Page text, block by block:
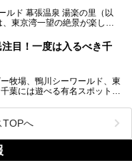
PRレポート記事です。
ルド 幕張温泉 湯楽の里（以
東京湾一望の絶景が楽しめ
ウナ、岩盤浴のほか、高濃度
食事処、展望抜群の屋上ま
めます。
、特におススメしたい3つの
けします。読めばきっと、行
注目！一度は入るべき千
牧場、鴨川シーワールド、東
葉には遊べる有名スポットが
い最近まで千葉在住だった私
千葉の温泉・スパ34選をま
TOPへ